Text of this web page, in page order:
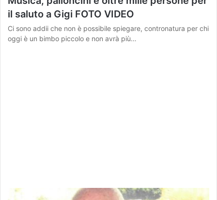
il saluto a Gigi FOTO VIDEO
Ci sono addii che non è possibile spiegare, contronatura per chi
oggi è un bimbo piccolo e non avrà più…